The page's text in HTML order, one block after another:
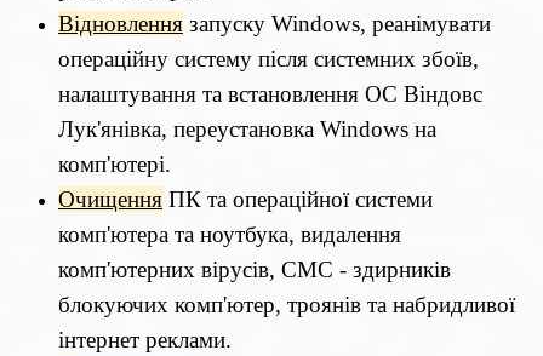
Відновлення запуску Windows, реанімувати
операційну систему після системних збоїв,
налаштування та встановлення ОС Віндовс
Лук'янівка, переустановка Windows на
комп'ютері.
Очищення ПК та операційної системи
комп'ютера та ноутбука, видалення
комп'ютерних вірусів, СМС - здирників
блокуючих комп'ютер, троянів та набридливої
інтернет реклами.